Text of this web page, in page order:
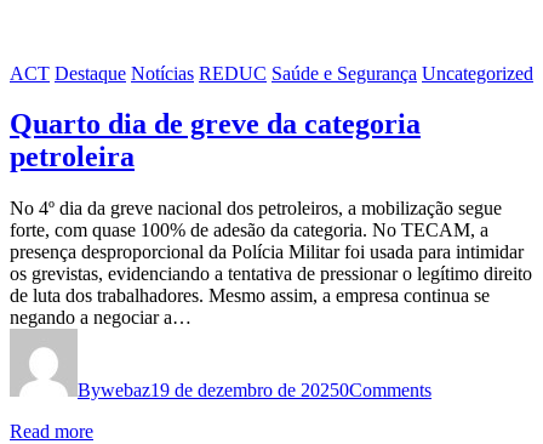
ACT Destaque Notícias REDUC Saúde e Segurança Uncategorized
Quarto dia de greve da categoria
petroleira
No 4º dia da greve nacional dos petroleiros, a mobilização segue
forte, com quase 100% de adesão da categoria. No TECAM, a
presença desproporcional da Polícia Militar foi usada para intimidar
os grevistas, evidenciando a tentativa de pressionar o legítimo direito
de luta dos trabalhadores. Mesmo assim, a empresa continua se
negando a negociar a…
Bywebaz19 de dezembro de 20250Comments
Read more